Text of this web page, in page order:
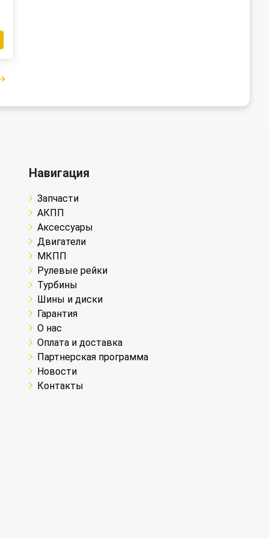
Навигация
Запчасти
АКПП
Аксессуары
Двигатели
МКПП
Рулевые рейки
Турбины
Шины и диски
Гарантия
О нас
Оплата и доставка
Партнерская программа
Новости
Контакты